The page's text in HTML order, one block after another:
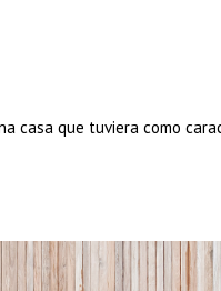
casa que tuviera como